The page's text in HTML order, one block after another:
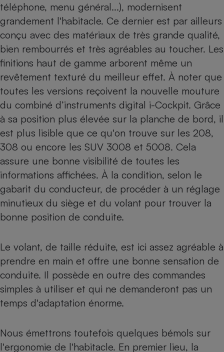
téléphone, menu général...), modernisent
grandement l'habitacle. Ce dernier est par ailleurs
conçu avec des matériaux de très grande qualité,
bien rembourrés et très agréables au toucher. Les
finitions haut de gamme arborent même un
revêtement texturé du meilleur effet. À noter que
toutes les versions reçoivent la nouvelle mouture
du combiné d’instruments digital i-Cockpit. Grâce
à sa position plus élevée sur la planche de bord, il
est plus lisible que ce qu'on trouve sur les 208,
308 ou encore les SUV 3008 et 5008. Cela
assure une bonne visibilité de toutes les
informations affichées. À la condition, selon le
gabarit du conducteur, de procéder à un réglage
minutieux du siège et du volant pour trouver la
bonne position de conduite.
Le volant, de taille réduite, est ici assez agréable à
prendre en main et offre une bonne sensation de
conduite. Il possède en outre des commandes
simples à utiliser et qui ne demanderont pas un
temps d'adaptation énorme.
Nous émettrons toutefois quelques bémols sur
l'ergonomie de l'habitacle. En premier lieu, la